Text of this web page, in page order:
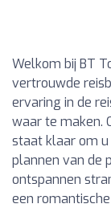
Welkom bij BT
vertrouwde
ervaring in de
waar te maken.
staat klaar om
plannen van de
ontspannen
een